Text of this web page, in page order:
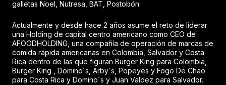
galletas Noel, Nutresa, BAT, Postobón.
Actualmente y desde hace 2 años asume el reto de liderar
una Holding de capital centro americano como CEO de
AFOODHOLDING, una compañía de operación de marcas de
comida rápida americanas en Colombia, Salvador y Costa
Rica dentro de las que figuran Burger King para Colombia,
Burger King , Domino´s, Arby´s, Popeyes y Fogo De Chao
para Costa Rica y Domino´s y Juan Valdez para Salvador.